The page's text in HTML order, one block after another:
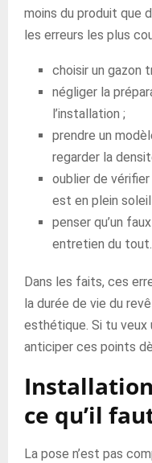
moins du produit que
les erreurs les plus
choisir un gazon
négliger la
l’installation ;
prendre un
regarder la
oublier de
est en plein soleil
penser qu’un
entretien du tout.
Dans les faits, ces
la durée de vie du
esthétique. Si tu veux
anticiper ces points
ce qu’il
La pose n’est pas